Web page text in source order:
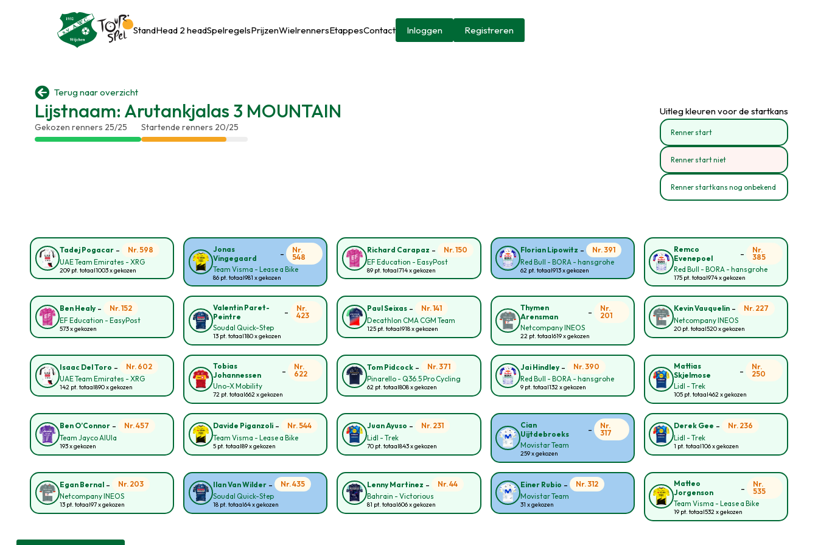
StandHead 2 headSpelregelsPrijzenWielrennersEtappesContact Inloggen Registreren
 Terug naar overzicht
Lijstnaam: Arutankjalas 3 MOUNTAIN
Gekozen renners 25/25 Startende renners 20/25
Uitleg kleuren voor de startkans
Renner start
Renner start niet
Renner startkans nog onbekend
Tadej Pogacar -
Nr. 598
UAE Team Emirates - XRG
209 pt. totaal1003 x gekozen
Jonas
Vingegaard
-
Nr.
548
Team Visma - Lease a Bike
86 pt. totaal981 x gekozen
Richard Carapaz -
Nr. 150
EF Education - EasyPost
89 pt. totaal714 x gekozen
Florian Lipowitz -
Nr. 391
Red Bull - BORA - hansgrohe
62 pt. totaal913 x gekozen
Remco
Evenepoel
-
Nr.
385
Red Bull - BORA - hansgrohe
175 pt. totaal974 x gekozen
Ben Healy -
Nr. 152
EF Education - EasyPost
573 x gekozen
Valentin Paret-
Peintre
-
Nr.
423
Soudal Quick-Step
13 pt. totaal180 x gekozen
Paul Seixas-
Nr. 141
Decathlon CMA CGM Team
125 pt. totaal918 x gekozen
Thymen
Arensman
-
Nr.
201
Netcompany INEOS
22 pt. totaal619 x gekozen
Kevin Vauquelin-
Nr. 227
Netcompany INEOS
20 pt. totaal520 x gekozen
Isaac Del Toro -
Nr. 602
UAE Team Emirates - XRG
142 pt. totaal890 x gekozen
Tobias
Johannessen
-
Nr.
622
Uno-X Mobility
72 pt. totaal662 x gekozen
Tom Pidcock-
Nr. 371
Pinarello - Q36.5 Pro Cycling
62 pt. totaal808 x gekozen
Jai Hindley-
Nr. 390
Red Bull - BORA - hansgrohe
9 pt. totaal132 x gekozen
Mattias
Skjelmose
-
Nr.
250
Lidl - Trek
105 pt. totaal462 x gekozen
Ben O’Connor -
Nr. 457
Team Jayco AlUla
193 x gekozen
Davide Piganzoli -
Nr. 544
Team Visma - Lease a Bike
5 pt. totaal89 x gekozen
Juan Ayuso -
Nr. 231
Lidl - Trek
70 pt. totaal843 x gekozen
Cian
Uijtdebroeks
-
Nr.
317
Movistar Team
259 x gekozen
Derek Gee -
Nr. 236
Lidl - Trek
1 pt. totaal106 x gekozen
Egan Bernal -
Nr. 203
Netcompany INEOS
13 pt. totaal97 x gekozen
Ilan Van Wilder -
Nr. 435
Soudal Quick-Step
18 pt. totaal64 x gekozen
Lenny Martinez -
Nr. 44
Bahrain - Victorious
81 pt. totaal606 x gekozen
Einer Rubio -
Nr. 312
Movistar Team
31 x gekozen
Matteo
Jorgenson
-
Nr.
535
Team Visma - Lease a Bike
19 pt. totaal532 x gekozen